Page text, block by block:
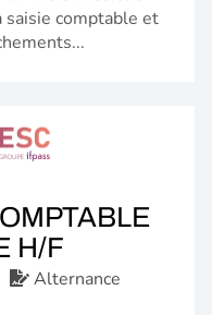
saisie comptable et
H/F
FENÊTRE)
Alternance